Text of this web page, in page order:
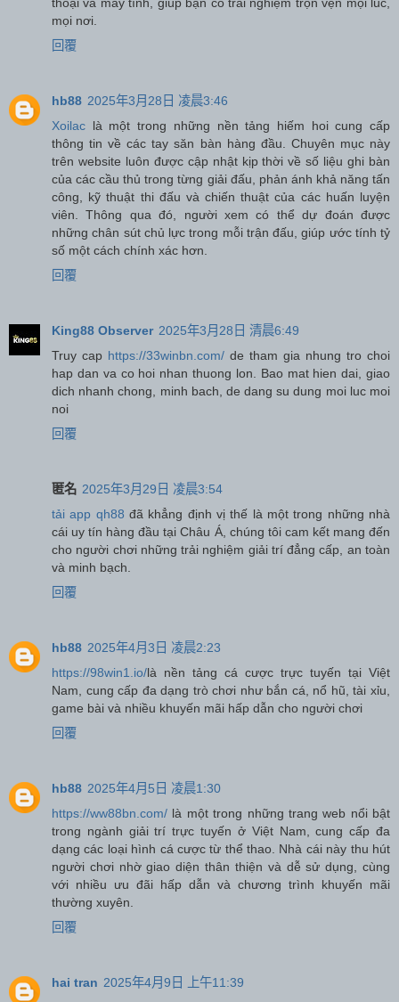
mọi nơi.
回覆
hb88 2025年3月28日 凌晨3:46
Xoilac là một trong những nền tảng hiếm hoi cung cấp
thông tin về các tay săn bàn hàng đầu. Chuyên mục này
trên website luôn được cập nhật kịp thời về số liệu ghi bàn
của các cầu thủ trong từng giải đấu, phản ánh khả năng tấn
công, kỹ thuật thi đấu và chiến thuật của các huấn luyện
viên. Thông qua đó, người xem có thể dự đoán được
những chân sút chủ lực trong mỗi trận đấu, giúp ước tính tỷ
số một cách chính xác hơn.
回覆
King88 Observer 2025年3月28日 清晨6:49
Truy cap https://33winbn.com/ de tham gia nhung tro choi
hap dan va co hoi nhan thuong lon. Bao mat hien dai, giao
dich nhanh chong, minh bach, de dang su dung moi luc moi
noi
回覆
匿名 2025年3月29日 凌晨3:54
tải app qh88 đã khẳng định vị thế là một trong những nhà
cái uy tín hàng đầu tại Châu Á, chúng tôi cam kết mang đến
cho người chơi những trải nghiệm giải trí đẳng cấp, an toàn
và minh bạch.
回覆
hb88 2025年4月3日 凌晨2:23
https://98win1.io/là nền tảng cá cược trực tuyến tại Việt
Nam, cung cấp đa dạng trò chơi như bắn cá, nổ hũ, tài xỉu,
game bài và nhiều khuyến mãi hấp dẫn cho người chơi
回覆
hb88 2025年4月5日 凌晨1:30
https://ww88bn.com/ là một trong những trang web nổi bật
trong ngành giải trí trực tuyến ở Việt Nam, cung cấp đa
dạng các loại hình cá cược từ thể thao. Nhà cái này thu hút
người chơi nhờ giao diện thân thiện và dễ sử dụng, cùng
với nhiều ưu đãi hấp dẫn và chương trình khuyến mãi
thường xuyên.
回覆
hai tran 2025年4月9日 上午11:39